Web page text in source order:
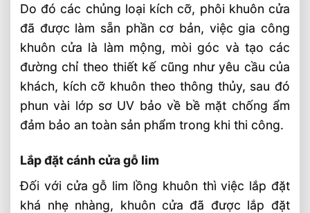
Do đó các chủng loại kích cỡ, phôi khuôn cửa
đã được làm sẵn phần cơ bản, việc gia công
khuôn cửa là làm mộng, mòi góc và tạo các
đường chỉ theo thiết kế cũng như yêu cầu của
khách, kích cỡ khuôn theo thông thủy, sau đó
phun vài lớp sơ UV bảo về bề mặt chống ẩm
đảm bảo an toàn sản phẩm trong khi thi công.
Lắp đặt cánh cửa gỗ lim
Đối với cửa gỗ lim lồng khuôn thì việc lắp đặt
khá nhẹ nhàng, khuôn cửa đã được lắp đặt